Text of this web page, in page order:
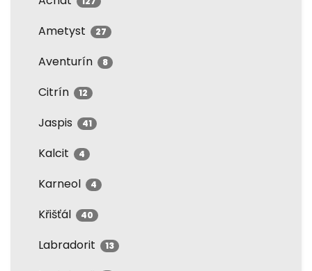
Ametyst 27
Aventurín 8
Citrín 12
Jaspis 41
Kalcit 4
Karneol 4
Křišťál 40
Labradorit 13